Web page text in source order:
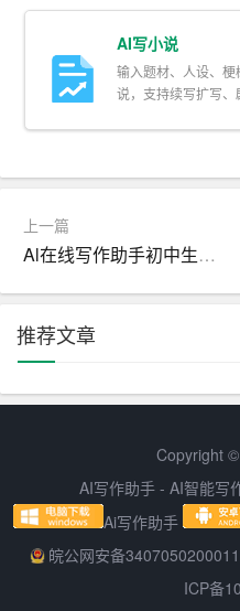
9. 通报：适用于表彰先进
知重要情况。
12. 批复：适用于答复下级
13. 议案：适用于各级人民
表大会或者人民代表大会常
14. 函：适用于不相隶属机
题、请求批准和答复审批事
15. 纪要：适用于记载会议
行政公文的特点有：
1. 由法定作者制发。法定
享有权利承担义务的社会组
AI写小说
输入题材、人设、
说，支持续写扩写、
上一篇
Al在线写作助手初中生作文在线生成
推荐文章
Copyright
AI写作助手 - AI智能写
Ai写作助手
皖公网安备
ICP备